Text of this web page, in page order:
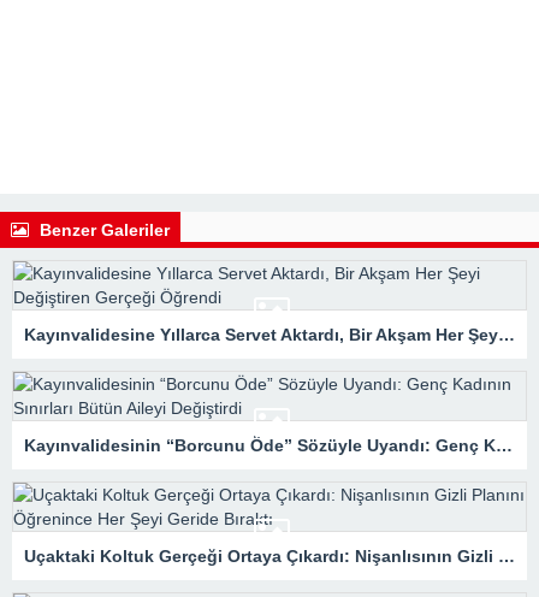
Benzer Galeriler
Kayınvalidesine Yıllarca Servet Aktardı, Bir Akşam Her Şeyi Değiştiren Gerçeği Öğrendi
Kayınvalidesinin “Borcunu Öde” Sözüyle Uyandı: Genç Kadının Sınırları Bütün Aileyi Değiştirdi
Uçaktaki Koltuk Gerçeği Ortaya Çıkardı: Nişanlısının Gizli Planını Öğrenince Her Şeyi Geride Bıraktı